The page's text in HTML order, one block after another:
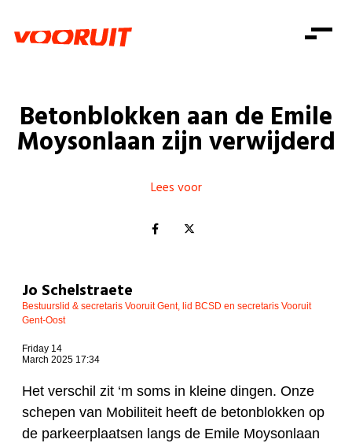
Zorg
Gelijke kansen
Welzijn
Consumentenbescherming
Kinderen en jongeren
Onze mensen
Standpunten
Vacatures
Doe mee
Doe mee
Word lid
Shop
Login
Betonblokken aan de Emile
Moysonlaan zijn verwijderd
Lees voor
Jo Schelstraete
Bestuurslid & secretaris Vooruit Gent, lid BCSD en secretaris Vooruit
Gent-Oost
Friday 14
March 2025 17:34
Het verschil zit ‘m soms in kleine dingen. Onze
schepen van Mobiliteit heeft de betonblokken op
de parkeerplaatsen langs de Emile Moysonlaan